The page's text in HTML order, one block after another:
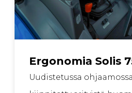
Ergonomia Solis
Uudistetussa